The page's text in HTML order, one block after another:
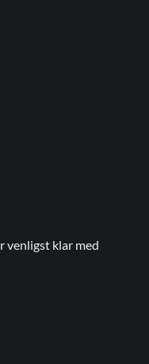
venligst klar med